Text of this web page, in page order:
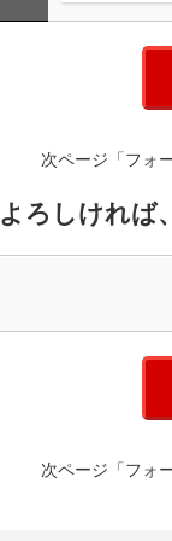
次ページ「フォ
よろしければ
次ページ「フォ